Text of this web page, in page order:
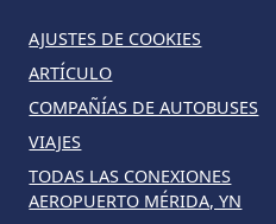
AJUSTES DE COOKIES
ARTÍCULO
COMPAÑÍAS DE AUTOBUSES
VIAJES
TODAS LAS CONEXIONES
AEROPUERTO MÉRIDA, YN